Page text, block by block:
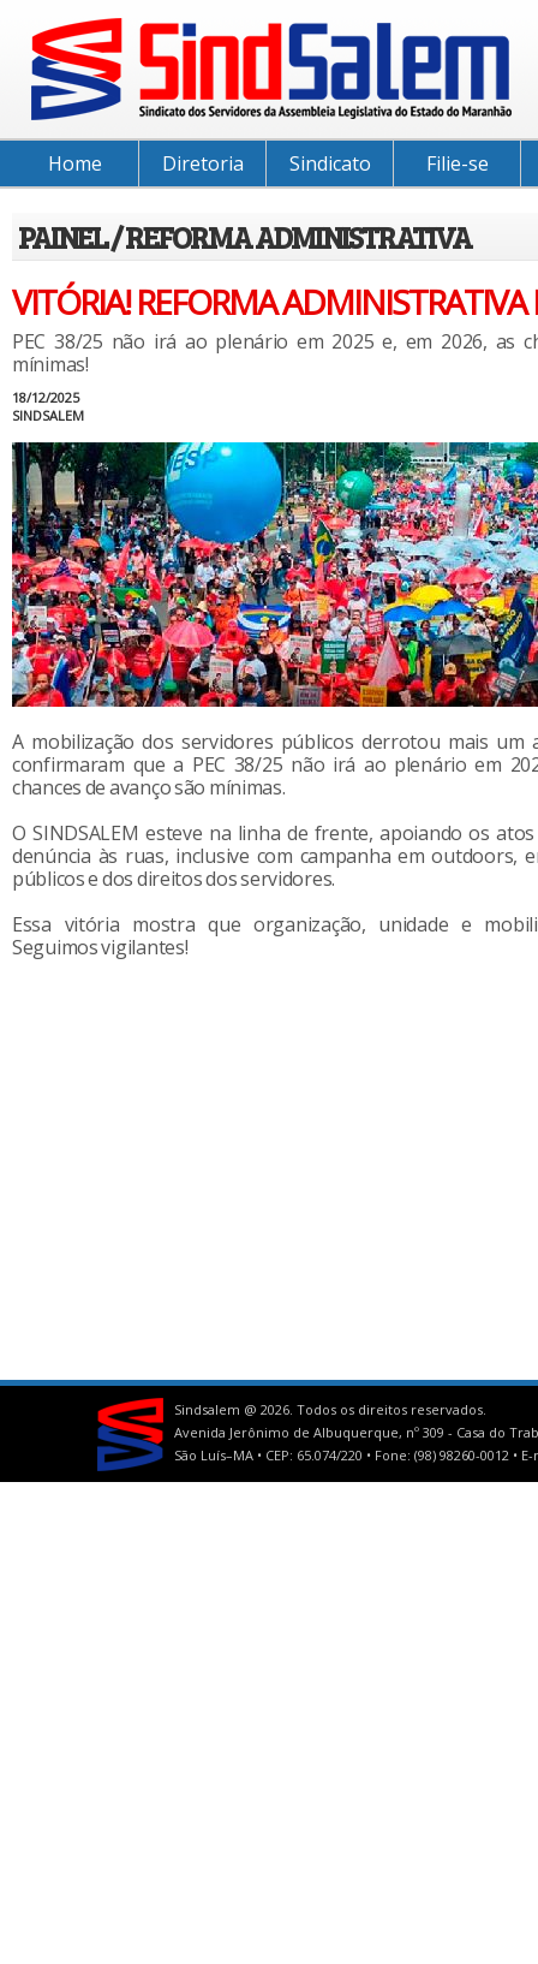
Home Diretoria Sindicato Filie-se
PAINEL / REFORMA ADMINISTRATIVA
VITÓRIA! REFORMA
PEC 38/25 não irá ao plenário em 2025 e, em 2026, as
mínimas!
18/12/2025
SINDSALEM
A mobilização dos servidores públicos derrotou mais um
confirmaram que a PEC 38/25 não irá ao plenário em
chances de avanço são mínimas.
O SINDSALEM esteve na linha de frente, apoiando os
denúncia às ruas, inclusive com campanha em outdoors,
públicos e dos direitos dos servidores.
Essa vitória mostra que organização, unidade e
Seguimos vigilantes!
Sindsalem @ 2026. Todos os direitos reservados.
Avenida Jerônimo de Albuquerque, nº 309 - Casa do
São Luís–MA • CEP: 65.074/220 • Fone: (98) 98260-0012